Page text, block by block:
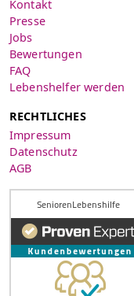
Kontakt
Presse
Jobs
Bewertungen
FAQ
Lebenshelfer werden
RECHTLICHES
Impressum
Datenschutz
AGB